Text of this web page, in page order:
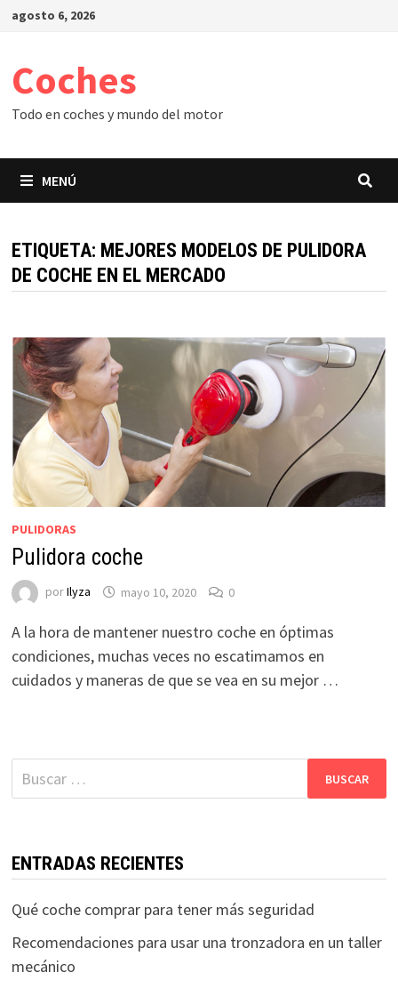
Saltar
agosto 6, 2026
Coches
Todo en coches y mundo del motor
MENÚ
ETIQUETA: MEJORES MODELOS DE PULIDORA
DE COCHE EN EL MERCADO
PULIDORAS
Pulidora coche
porIlyza mayo 10, 2020 0
A la hora de mantener nuestro coche en óptimas
condiciones, muchas veces no escatimamos en
cuidados y maneras de que se vea en su mejor …
Buscar:
ENTRADAS RECIENTES
Qué coche comprar para tener más seguridad
Recomendaciones para usar una tronzadora en un taller
mecánico